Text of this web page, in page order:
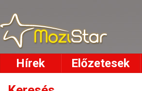
Hírek Előzetesek